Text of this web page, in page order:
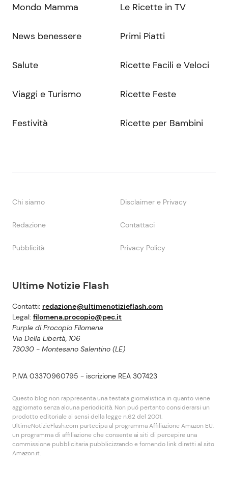
Ultime Notizie Flash
Contatti: redazione@ultimenotizieflash.com
Legal: filomena.procopio@pec.it
Purple di Procopio Filomena
Via Della Libertà, 106
73030 - Montesano Salentino (LE)
P.IVA 03370960795 - iscrizione REA 307423
Questo blog non rappresenta una testata giornalistica in quanto viene
aggiornato senza alcuna periodicità. Non puó pertanto considerarsi un
prodotto editoriale ai sensi della legge n.62 del 2001.
UltimeNotizieFlash.com partecipa al programma Affiliazione Amazon EU,
un programma di affiliazione che consente ai siti di percepire una
commissione pubblicitaria pubblicizzando e fornendo link diretti al sito
Amazon.it.
Mondo Mamma
News benessere
Salute
Viaggi e Turismo
Festività
Le Ricette in TV
Primi Piatti
Ricette Facili e Veloci
Ricette Feste
Ricette per Bambini
Chi siamo Disclaimer e Privacy
Redazione Contattaci
Pubblicità Privacy Policy